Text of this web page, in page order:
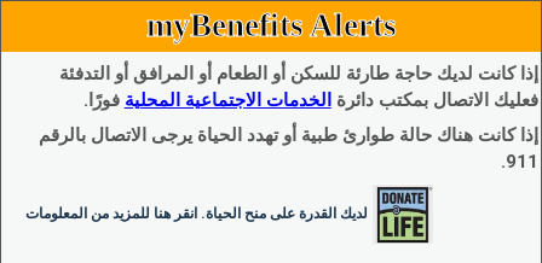
myBenefits Alerts
إذا كانت لديك حاجة طارئة للسكن أو الطعام أو المرافق أو التدفئة
فعليك الاتصال بمكتب دائرة الخدمات الاجتماعية المحلية فورًا.
إذا كانت هناك حالة طوارئ طبية أو تهدد الحياة يرجى الاتصال بالرقم
911.
لديك القدرة على منح الحياة. انقر هنا للمزيد من المعلومات